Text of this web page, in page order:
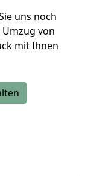
uns noch
von
mit Ihnen